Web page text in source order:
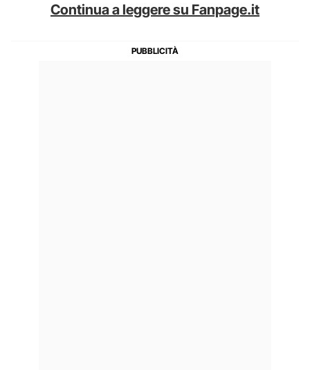
Continua a leggere su Fanpage.it